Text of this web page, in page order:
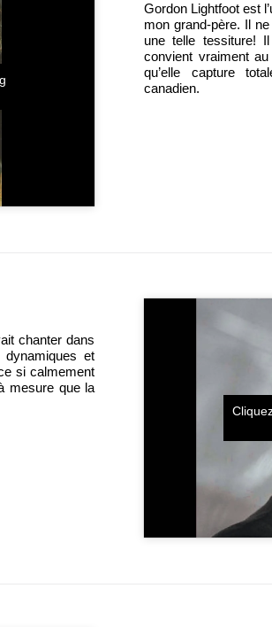
Gordon Lightfoot est
mon grand-père. Il
une telle tessiture!
convient vraiment
qu’elle capture
canadien.
chanter dans
et
si calmement
mesure que la